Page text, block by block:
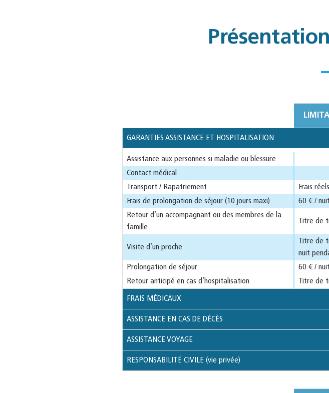
GARANTIES ASSISTANCE ET HOSPITALISATION
Assistance aux personnes si maladie ou blessure
Contact médical
Transport / Rapatriement
Frais réels
Frais de prolongation de séjour (10 jours maxi)
60 € / nuit
Retour d’un accompagnant ou des membres de la
famille
Titre de
Visite d’un proche
Titre de
nuit
Prolongation de séjour 60 € /
Retour anticipé en cas d’hospitalisation
Titre de
FRAIS MÉDICAUX
ASSISTANCE EN CAS DE DÉCÈS
ASSISTANCE VOYAGE
RESPONSABILITÉ CIVILE (vie privée)